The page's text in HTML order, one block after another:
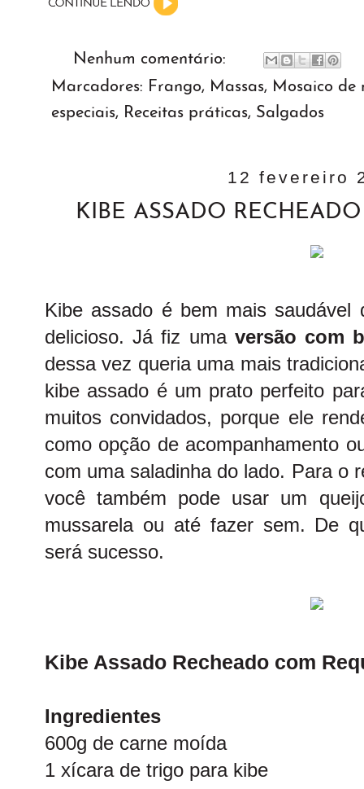
Nenhum comentário:
Marcadores: Frango, Massas, Mosaico de
especiais, Receitas práticas, Salgados
12 fevereiro
KIBE ASSADO
Kibe assado é bem mais
delicioso. Já fiz uma versão com
dessa vez queria uma mais
kibe assado é um prato perfeito
muitos convidados, porque ele
como opção de acompanhamento
com uma saladinha do lado. Para o
você também pode usar um
mussarela ou até fazer sem. De
será sucesso.
Kibe Assado Recheado com
Ingredientes
600g de carne moída
1 xícara de trigo para kibe